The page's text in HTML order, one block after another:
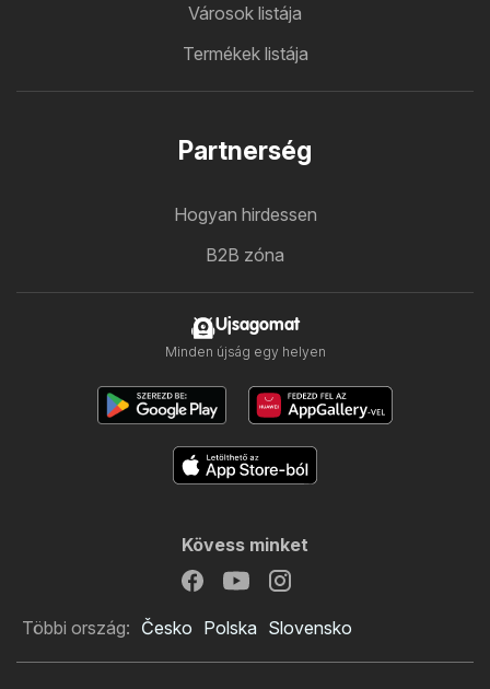
Városok listája
Termékek listája
Partnerség
Hogyan hirdessen
B2B zóna
Ujsagomat
Minden újság egy helyen
Kövess minket
Többi ország: Česko Polska Slovensko